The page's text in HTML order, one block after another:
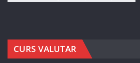
CURS VALUTAR